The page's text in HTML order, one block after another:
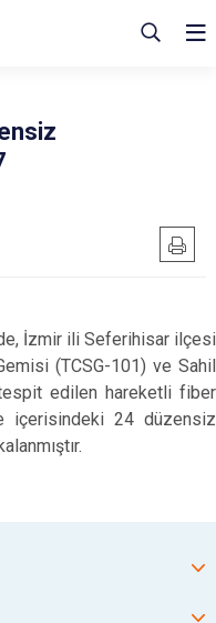
İzmir ili Seferihisar ilçesi
(TCSG-101) ve Sahil
edilen hareketli fiber
içerisindeki 24 düzensiz